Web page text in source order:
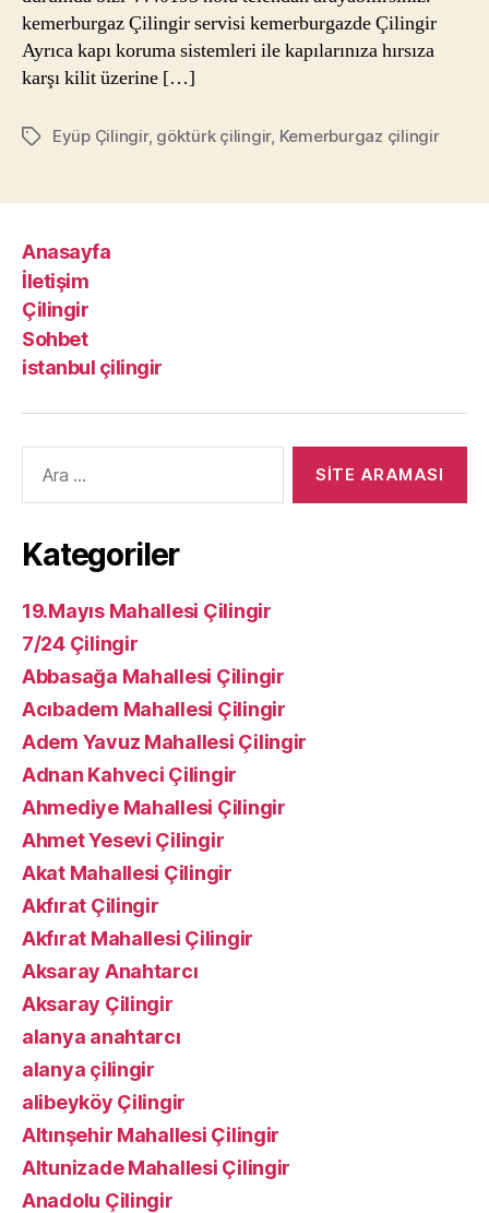
kemerburgaz Çilingir servisi kemerburgazde Çilingir
Ayrıca kapı koruma sistemleri ile kapılarınıza hırsıza
karşı kilit üzerine […]
EtiketlerEyüp Çilingir, göktürk çilingir, Kemerburgaz çilingir
Anasayfa
İletişim
Çilingir
Sohbet
istanbul çilingir
yap:
Kategoriler
19.Mayıs Mahallesi Çilingir
7/24 Çilingir
Abbasağa Mahallesi Çilingir
Acıbadem Mahallesi Çilingir
Adem Yavuz Mahallesi Çilingir
Adnan Kahveci Çilingir
Ahmediye Mahallesi Çilingir
Ahmet Yesevi Çilingir
Akat Mahallesi Çilingir
Akfırat Çilingir
Akfırat Mahallesi Çilingir
Aksaray Anahtarcı
Aksaray Çilingir
alanya anahtarcı
alanya çilingir
alibeyköy Çilingir
Altınşehir Mahallesi Çilingir
Altunizade Mahallesi Çilingir
Anadolu Çilingir